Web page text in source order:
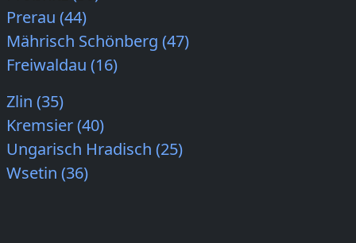
Prerau (44)
Mährisch Schönberg (47)
Freiwaldau (16)
Zlin (35)
Kremsier (40)
Ungarisch Hradisch (25)
Wsetin (36)